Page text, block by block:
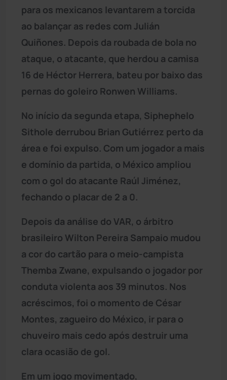
para os mexicanos levantarem a torcida
ao balançar as redes com Julián
Quiñones. Depois da roubada de bola no
ataque, o atacante, que herdou a camisa
16 de Héctor Herrera, bateu por baixo das
pernas do goleiro Ronwen Williams.
No início da segunda etapa, Siphephelo
Sithole derrubou Brian Gutiérrez perto da
área e foi expulso. Com um jogador a mais
e domínio da partida, o México ampliou
com o gol do atacante Raúl Jiménez,
fechando o placar de 2 a 0.
Depois da análise do VAR, o árbitro
brasileiro Wilton Pereira Sampaio mudou
a cor do cartão para o meio-campista
Themba Zwane, expulsando o jogador por
conduta violenta aos 39 minutos. Nos
acréscimos, foi o momento de César
Montes, zagueiro do México, ir para o
chuveiro mais cedo após destruir uma
clara ocasião de gol.
Em um jogo movimentado,